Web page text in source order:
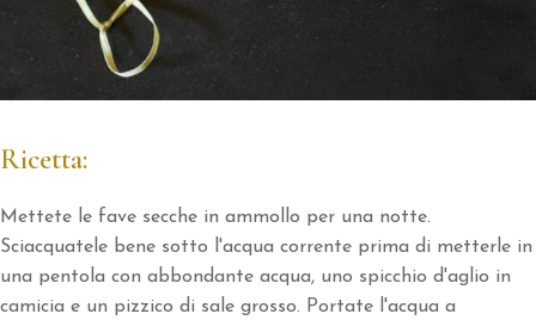
Ricetta:
Mettete le fave secche in ammollo per una notte.
Sciacquatele bene sotto l'acqua corrente prima di metterle in
una pentola con abbondante acqua, uno spicchio d'aglio in
camicia e un pizzico di sale grosso. Portate l'acqua a